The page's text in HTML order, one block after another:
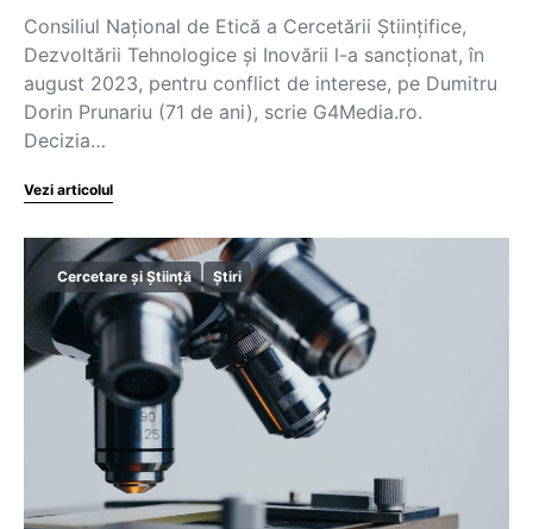
Consiliul Naţional de Etică a Cercetării Ştiinţifice,
Dezvoltării Tehnologice şi Inovării l-a sancționat, în
august 2023, pentru conflict de interese, pe Dumitru
Dorin Prunariu (71 de ani), scrie G4Media.ro.
Decizia…
Vezi articolul
Cercetare și Știință Știri